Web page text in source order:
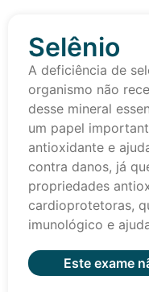
Selênio
A deficiência de
organismo não
desse mineral
um papel
antioxidante e
contra danos, já
propriedades
cardioprotetoras,
imunológico e
Este exame